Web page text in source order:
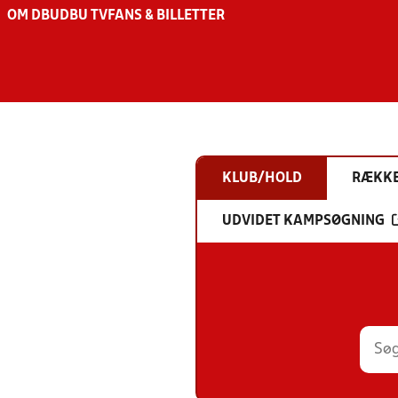
OM DBU DBU TV FANS & BILLETTER
KLUB/HOLD
UDVIDET KAMPSØGNING